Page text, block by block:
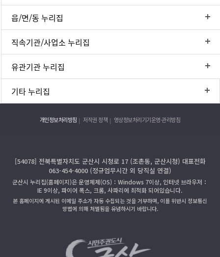
읍/면/동 누리집
직속기관/사업소 누리집
유관기관 누리집
기타 누리집
개인정보처리방침 저작권 정책 영상정보처리기기운영·관리방침
[54078] 전북특별자치도 군산시 시청로 17 (조촌동, 군산시청) 대표전화
063-454-4000 (정규업무시간 외 당직실 연결)
군산시 누리집(홈페이지)은 운영체제(OS)：Windows 7이상, 인터넷 브라우저：
IE 9이상, 파이어 폭스, 크롬, 사파리에 최적화 되어있습니다.
본 홈페이지에 게시된 이메일 주소가 자동 수집되는 것을 거부하며, 이를 위반시 정보통신
망법에 의해 처벌됨을 유념하시기 바랍니다.